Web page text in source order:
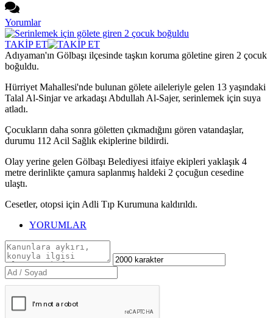
Yorumlar
TAKİP ET
Adıyaman'ın Gölbaşı ilçesinde taşkın koruma göletine giren 2 çocuk
boğuldu.
Hürriyet Mahallesi'nde bulunan gölete aileleriyle gelen 13 yaşındaki
Talal Al-Sinjar ve arkadaşı Abdullah Al-Sajer, serinlemek için suya
atladı.
Çocukların daha sonra göletten çıkmadığını gören vatandaşlar,
durumu 112 Acil Sağlık ekiplerine bildirdi.
Olay yerine gelen Gölbaşı Belediyesi itfaiye ekipleri yaklaşık 4
metre derinlikte çamura saplanmış haldeki 2 çocuğun cesedine
ulaştı.
Cesetler, otopsi için Adli Tıp Kurumuna kaldırıldı.
YORUMLAR